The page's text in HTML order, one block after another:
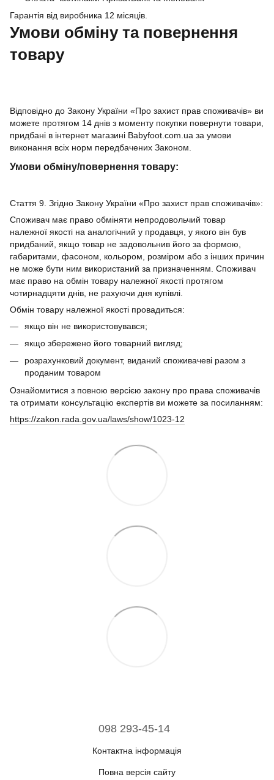
Гарантія від виробника 12 місяців.
Умови обміну та повернення
товару
Відповідно до Закону України «Про захист прав споживачів» ви
можете протягом 14 днів з моменту покупки повернути товари,
придбані в інтернет магазині Babyfoot.com.ua за умови
виконання всіх норм передбачених Законом.
Умови обміну/повернення товару:
Стаття 9. Згідно Закону України «Про захист прав споживачів»:
Споживач має право обміняти непродовольчий товар
належної якості на аналогічний у продавця, у якого він був
придбаний, якщо товар не задовольнив його за формою,
габаритами, фасоном, кольором, розміром або з інших причин
не може бути ним використаний за призначенням. Споживач
має право на обмін товару належної якості протягом
чотирнадцяти днів, не рахуючи дня купівлі.
Обмін товару належної якості провадиться:
якщо він не використовувався;
якщо збережено його товарний вигляд;
розрахунковий документ, виданий споживачеві разом з
проданим товаром
Ознайомитися з повною версією закону про права споживачів
та отримати консультацію експертів ви можете за посиланням:
https://zakon.rada.gov.ua/laws/show/1023-12
098 293-45-14
Контактна інформація
Повна версія сайту